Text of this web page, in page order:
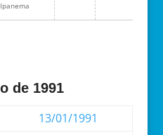
Ipanema
de 1991
13/01/1991